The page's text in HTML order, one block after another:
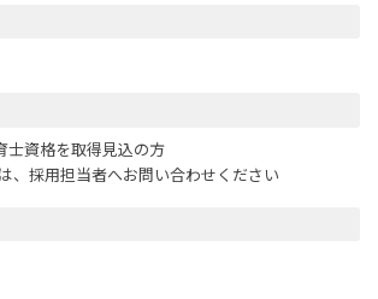
士資格を取得見込の方
、採用担当者へお問い合わせください